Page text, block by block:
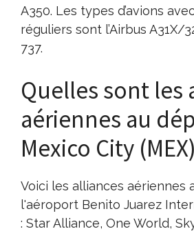
A350. Les types d’avions
réguliers sont l’Airbus A31X/
737.
Quelles sont les
aériennes au
Mexico City
Voici les alliances aériennes
l'aéroport Benito Juarez
: Star Alliance, One World,